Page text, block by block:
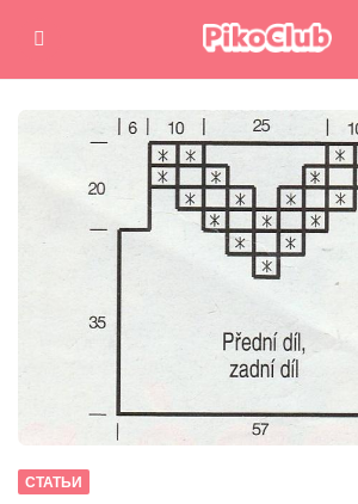
Меню
СТАТЬИ